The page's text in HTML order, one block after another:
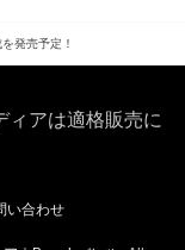
発売予定！
ィアは適格販売に
い合わせ